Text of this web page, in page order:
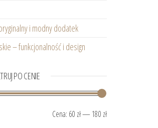
i modny dodatek
– funkcjonalność i design
PO CENIE
Cena min.
Cena maks.
Cena: 60 zł— 180 zł